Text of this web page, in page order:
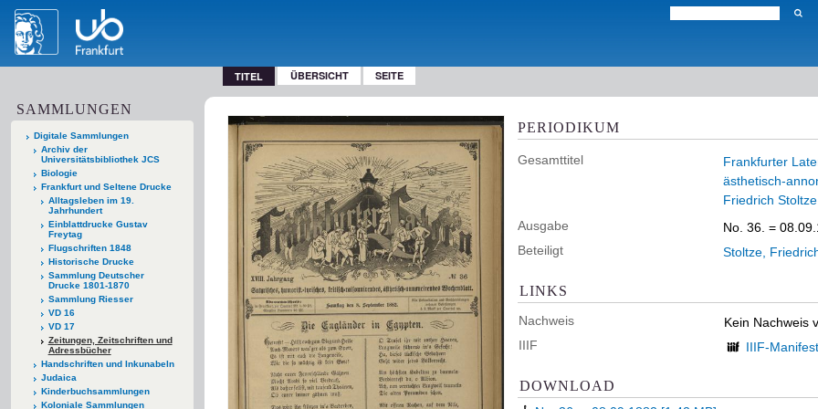
TITEL ÜBERSICHT SEITE
SAMMLUNGEN
Digitale Sammlungen
Archiv der
Universitätsbibliothek JCS
Biologie
Frankfurt und Seltene Drucke
Alltagsleben im 19.
Jahrhundert
Einblattdrucke Gustav
Freytag
Flugschriften 1848
Historische Drucke
Sammlung Deutscher
Drucke 1801-1870
Sammlung Riesser
VD 16
VD 17
Zeitungen, Zeitschriften und
Adressbücher
Handschriften und Inkunabeln
Judaica
Kinderbuchsammlungen
Koloniale Sammlungen
PERIODIKUM
Gesamttitel
Frankfurter
ästhetisch-
Friedrich
Ausgabe
No. 36. =
Beteiligt
Stoltze,
LINKS
Nachweis
Kein Nachweis
IIIF
IIIF-Manifest
DOWNLOAD